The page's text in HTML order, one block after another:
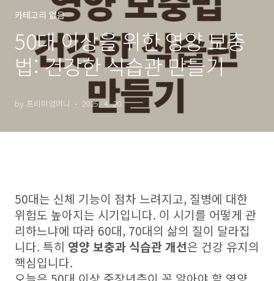
카테고리 없음
50대 이상을 위한 영양 보충
법: 건강한 식습관 만들기
by 프리미엄머니 2025. 4. 20.
50대는 신체 기능이 점차 느려지고, 질병에 대한
위험도 높아지는 시기입니다. 이 시기를 어떻게 관
리하느냐에 따라 60대, 70대의 삶의 질이 달라집
니다. 특히 영양 보충과 식습관 개선은 건강 유지의
핵심입니다.